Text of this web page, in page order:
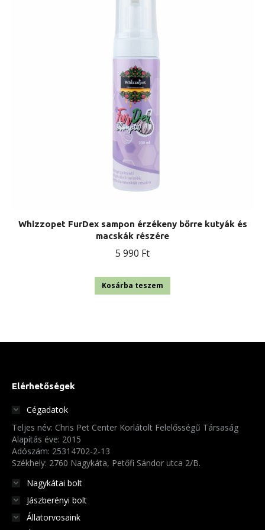
Whizzopet FurDex sampon érzékeny bőrre kutyák és
macskák részére
5 990 Ft
Kosárba teszem
Elérhetőségek
Cégadatok
Teljes név: Chris Pet Center Korlátolt Felelősségű Társaság
Alapítás éve: 2015
Adószám: 25314702-2-13
Székhely: 2760 Nagykáta, Petőfi Sándor utca 2/B.
Nagykátai bolt
Jászberényi bolt
Állatorvosaink